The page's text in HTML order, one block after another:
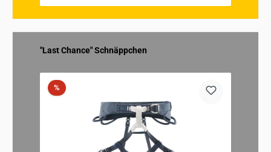
Produktgalerie überspringen
"Last Chance" Schnäppchen
%Rabatt